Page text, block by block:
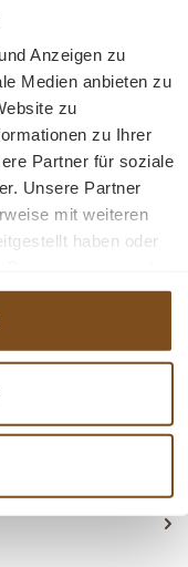
Anzeigen zu
Medien anbieten zu
zu
zu Ihrer
Partner für soziale
Unsere Partner
mit weiteren
haben oder
der Serie
Metall. Durch
Beistelltisch gut
und schwarz